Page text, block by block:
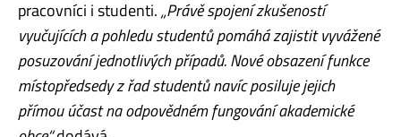
pracovníci i studenti.„Právě spojení zkušeností
vyučujících a pohledu studentů pomáhá zajistit vyvážené
posuzování jednotlivých případů. Nové obsazení funkce
místopředsedy z řad studentů navíc posiluje jejich
přímou účast na odpovědném fungování akademické